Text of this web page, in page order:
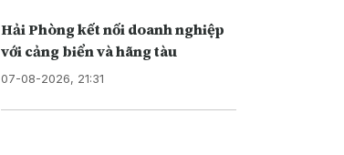
Hải Phòng kết nối doanh nghiệp
với cảng biển và hãng tàu
07-08-2026, 21:31